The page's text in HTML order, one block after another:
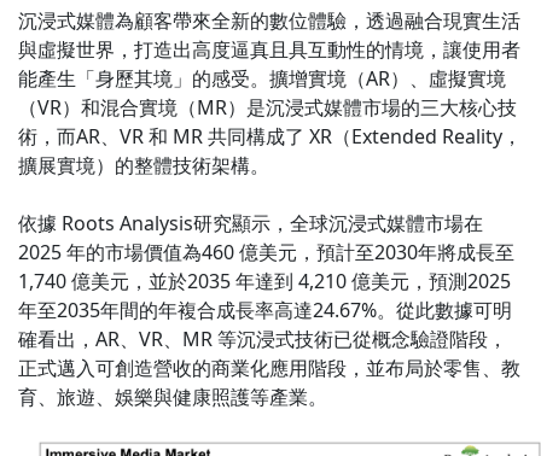
沉浸式媒體為顧客帶來全新的數位體驗，透過融合現實生活
與虛擬世界，打造出高度逼真且具互動性的情境，讓使用者
能產生「身歷其境」的感受。擴增實境（AR）、虛擬實境
（VR）和混合實境（MR）是沉浸式媒體市場的三大核心技
術，而AR、VR 和 MR 共同構成了 XR（Extended Reality，
擴展實境）的整體技術架構。
依據 Roots Analysis研究顯示，全球沉浸式媒體市場在
2025 年的市場價值為460 億美元，預計至2030年將成長至
1,740 億美元，並於2035 年達到 4,210 億美元，預測2025
年至2035年間的年複合成長率高達24.67%。從此數據可明
確看出，AR、VR、MR 等沉浸式技術已從概念驗證階段，
正式邁入可創造營收的商業化應用階段，並布局於零售、教
育、旅遊、娛樂與健康照護等產業。